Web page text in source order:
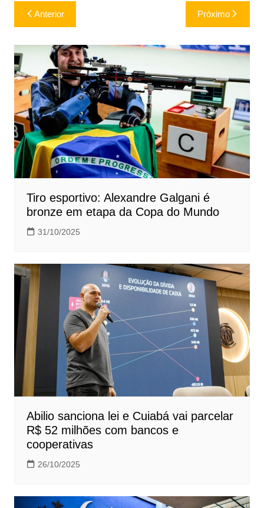
Navegação
de
Post
Anterior Próximo
Tiro esportivo: Alexandre Galgani é
bronze em etapa da Copa do Mundo
31/10/2025
Abilio sanciona lei e Cuiabá vai parcelar
R$ 52 milhões com bancos e
cooperativas
26/10/2025